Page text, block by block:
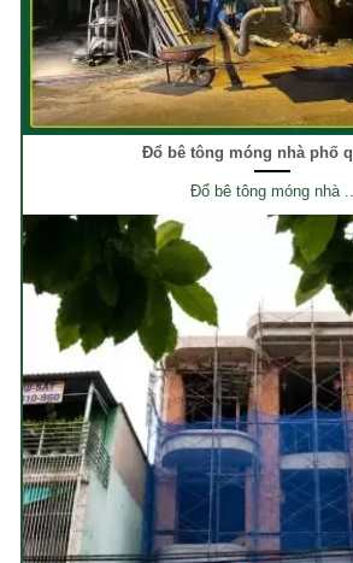
Đổ bê tông móng nhà phố
Đổ bê tông móng nhà ..